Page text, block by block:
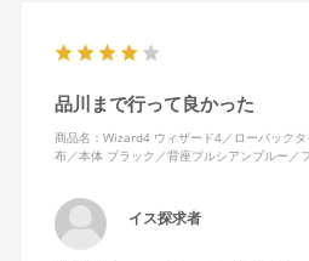
含めれば私より体重の軽い利用者は
あれば、ロッキング機能としてどのよ
のか疑問に感じています。
角度でもバランスをとりやすい反力特
説明されています。しかし、この機能
品川まで行って良かった
商品名：Wizard4 ウィザード4／ローバック
布／本体 ブラック／背座プルシアンブルー／
イス探求者